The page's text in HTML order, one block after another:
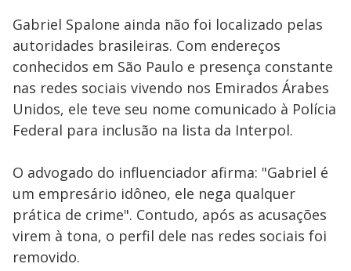
Gabriel Spalone ainda não foi localizado pelas
autoridades brasileiras. Com endereços
conhecidos em São Paulo e presença constante
nas redes sociais vivendo nos Emirados Árabes
Unidos, ele teve seu nome comunicado à Polícia
Federal para inclusão na lista da Interpol.
O advogado do influenciador afirma: "Gabriel é
um empresário idôneo, ele nega qualquer
prática de crime". Contudo, após as acusações
virem à tona, o perfil dele nas redes sociais foi
removido.